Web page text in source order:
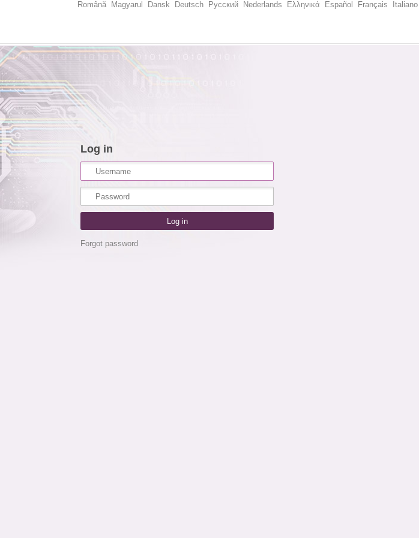
Română Magyarul Dansk Deutsch Русский Nederlands Ελληνικά Español Français Italiano
Log in
Forgot password